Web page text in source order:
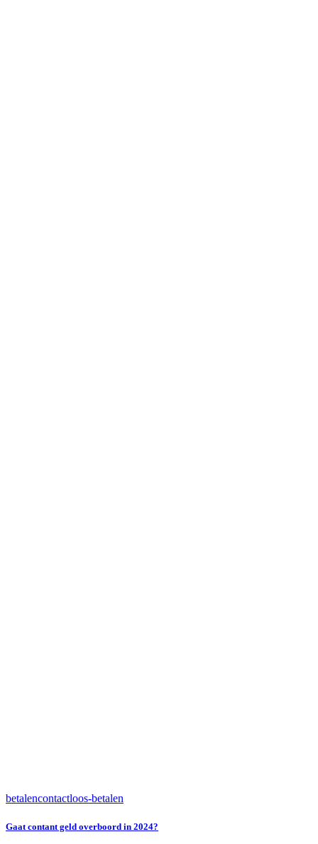
betalencontactloos-betalen
Gaat contant geld overboord in 2024?